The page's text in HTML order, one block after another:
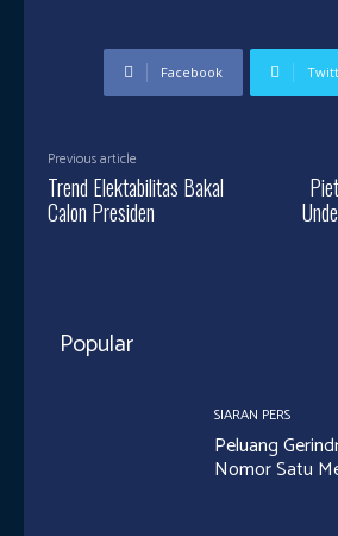
Facebook
Previous article
Trend Elektabilitas Bakal
Calon Presiden
Popular
SIARAN PERS
Peluang
Nomor Satu